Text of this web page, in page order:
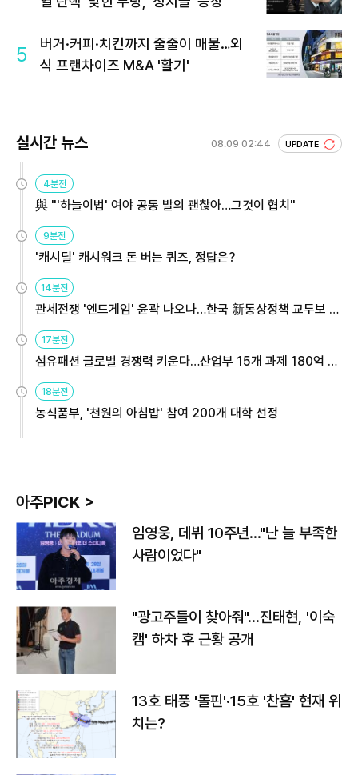
5
버거·커피·치킨까지 줄줄이 매물…외
식 프랜차이즈 M&A '활기'
실시간 뉴스 08.09 02:44 UPDATE
4분전
與 "'하늘이법' 여야 공동 발의 괜찮아…그것이 협치"
9분전
'캐시딜' 캐시워크 돈 버는 퀴즈, 정답은?
14분전
관세전쟁 '엔드게임' 윤곽 나오나…한국 新통상정책 교두보 활
용해야
17분전
섬유패션 글로벌 경쟁력 키운다…산업부 15개 과제 180억 지
원
18분전
농식품부, '천원의 아침밥' 참여 200개 대학 선정
아주PICK >
임영웅, 데뷔 10주년…"난 늘 부족한
사람이었다"
"광고주들이 찾아줘"…진태현, '이숙
캠' 하차 후 근황 공개
13호 태풍 '돌핀'·15호 '찬홈' 현재 위
치는?